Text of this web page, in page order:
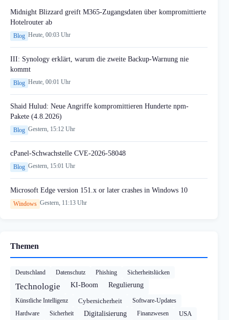
Midnight Blizzard greift M365-Zugangsdaten über kompromittierte
Hotelrouter ab
Blog Heute, 00:03 Uhr
III: Synology erklärt, warum die zweite Backup-Warnung nie
kommt
Blog Heute, 00:01 Uhr
Shaid Hulud: Neue Angriffe kompromittieren Hunderte npm-
Pakete (4.8.2026)
Blog Gestern, 15:12 Uhr
cPanel-Schwachstelle CVE-2026-58048
Blog Gestern, 15:01 Uhr
Microsoft Edge version 151.x or later crashes in Windows 10
Windows Gestern, 11:13 Uhr
Themen
Deutschland Datenschutz Phishing Sicherheitslücken
Technologie KI-Boom Regulierung
Künstliche Intelligenz Cybersicherheit
Software-Updates
Hardware
Sicherheit Digitalisierung Finanzwesen USA